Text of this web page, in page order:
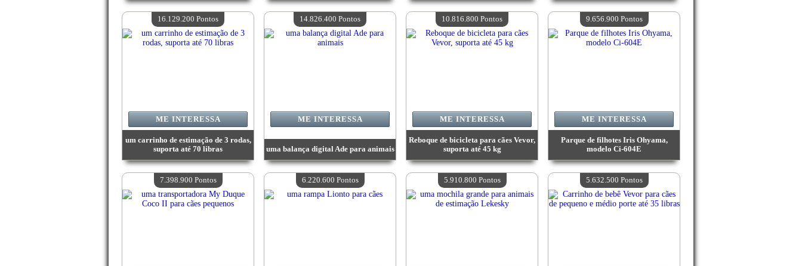
Valor:25 799 000 Pontos
Quantidade disponível:4
Valor:21 459 800 Pontos
Quantidade disponível:4
Valor:18 074 300 Pontos
Quantidade disponível:4
Valor:16 742 700 Pontos
Quantidade disponível:4
um carrinho de estimação de 3 rodas,
suporta até 70 libras
Valor:16 129 200 Pontos
Quantidade disponível:4
ME INTERESSA
16.129.200 Pontos
uma balança digital Ade para animais
Valor:14 826 400 Pontos
Quantidade disponível:4
ME INTERESSA
14.826.400 Pontos
Reboque de bicicleta para cães Vevor,
suporta até 45 kg
Valor:10 816 800 Pontos
Quantidade disponível:4
ME INTERESSA
10.816.800 Pontos
Parque de filhotes Iris Ohyama,
modelo Ci-604E
Valor:9 656 900 Pontos
Quantidade disponível:4
ME INTERESSA
9.656.900 Pontos
7.398.900 Pontos 6.220.600 Pontos 5.910.800 Pontos 5.632.500 Pontos